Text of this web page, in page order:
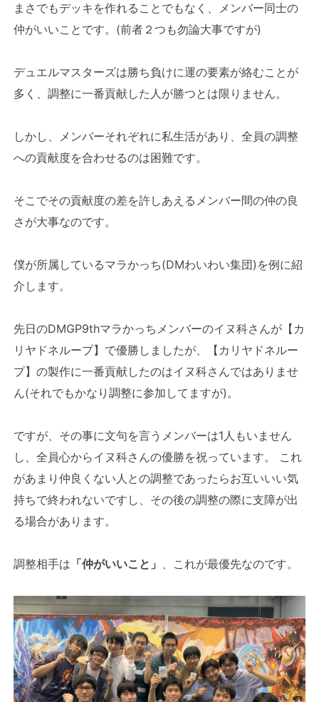
まさでもデッキを作れることでもなく、メンバー同士の
仲がいいことです。(前者２つも勿論大事ですが)
デュエルマスターズは勝ち負けに運の要素が絡むことが
多く、調整に一番貢献した人が勝つとは限りません。
しかし、メンバーそれぞれに私生活があり、全員の調整
への貢献度を合わせるのは困難です。
そこでその貢献度の差を許しあえるメンバー間の仲の良
さが大事なのです。
僕が所属しているマラかっち(DMわいわい集団)を例に紹
介します。
先日のDMGP9thマラかっちメンバーのイヌ科さんが【カ
リヤドネループ】で優勝しましたが、【カリヤドネルー
プ】の製作に一番貢献したのはイヌ科さんではありませ
ん(それでもかなり調整に参加してますが)。
ですが、その事に文句を言うメンバーは1人もいません
し、全員心からイヌ科さんの優勝を祝っています。 これ
があまり仲良くない人との調整であったらお互いいい気
持ちで終われないですし、その後の調整の際に支障が出
る場合があります。
調整相手は 「仲がいいこと」 、これが最優先なのです。